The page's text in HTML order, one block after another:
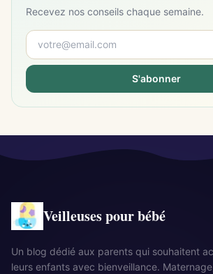
Recevez nos conseils chaque semaine.
S'abonner
Veilleuses pour bébé
Un blog dédié aux parents qui souhaitent
leurs enfants avec bienveillance.